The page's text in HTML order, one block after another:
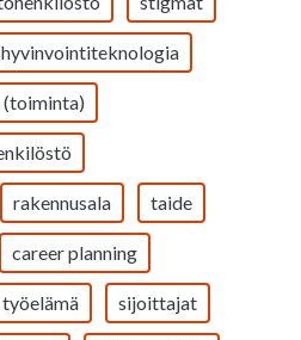
hyvinvointiteknologia
(toiminta)
rakennusala taide
career planning
työelämä sijoittajat